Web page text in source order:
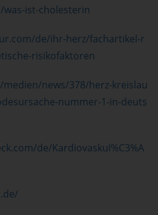
ist-cholesterin
de/ihr-herz/fachartikel-r
risikofaktoren
news/378/herz-kreislau
nummer-1-in-deuts
de/Kardiovaskul%C3%A